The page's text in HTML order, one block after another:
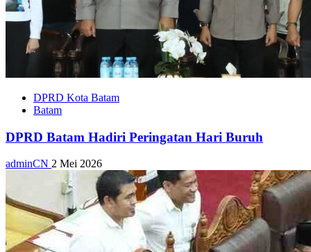
DPRD Kota Batam
Batam
DPRD Batam Hadiri Peringatan Hari Buruh
adminCN 2 Mei 2026